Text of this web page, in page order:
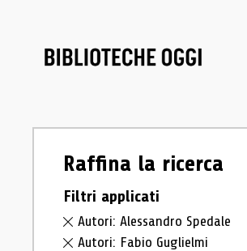
Raffina la ricerca
Filtri applicati
Autori: Alessandro Spedale
Autori: Fabio Guglielmi